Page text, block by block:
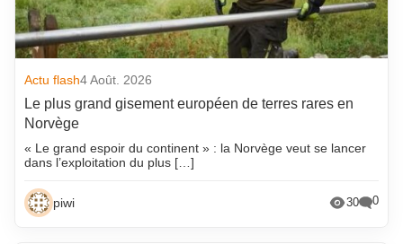
Actu flash4 Août. 2026
Le plus grand gisement européen de terres rares en
Norvège
« Le grand espoir du continent » : la Norvège veut se lancer
dans l’exploitation du plus […]
piwi 30 0